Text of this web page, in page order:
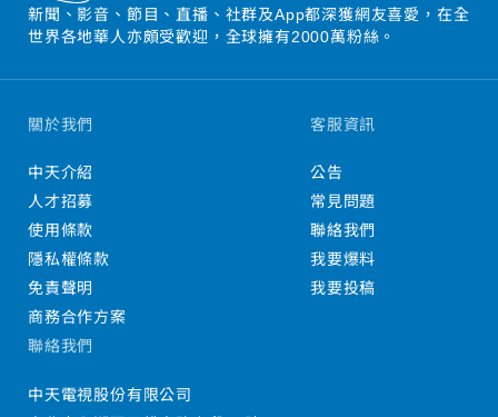
新聞、影音、節目、直播、社群及App都深獲網友喜愛，在全
世界各地華人亦頗受歡迎，全球擁有2000萬粉絲。
關於我們
中天介紹
人才招募
使用條款
隱私權條款
免責聲明
商務合作方案
客服資訊
公告
常見問題
聯絡我們
我要爆料
我要投稿
聯絡我們
中天電視股份有限公司